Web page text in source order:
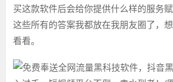
买这款软件后会给你提供什么样的服务
这些所有的答案我都放在我朋友圈了，
看看。